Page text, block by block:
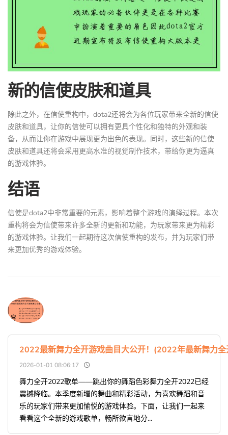
新的信使皮肤和道具
除此之外，在信使重构中，dota2还将会为各位玩家带来全新的信使
皮肤和道具，让你的信使可以拥有更具个性化和独特的外观和装
备，从而让你在游戏中展现更为出色的表现。同时，这些新的信使
皮肤和道具还将会采用更高水准的视觉制作技术，带给你更为逼真
的游戏体验。
结语
信使是dota2中非常重要的元素，影响着整个游戏的演绎过程。本次
重构将会为信使带来许多全新的更新和功能，为玩家带来更为精彩
的游戏体验。让我们一起期待这次信使重构的发布，并为玩家们带
来更加优秀的游戏体验。
2022最新舞力全开游戏曲目大公开！(2022年最新舞力
2026-01-01 08:06:17
舞力全开2022歌单——跳出你的舞蹈色彩舞力全开2022已经
震撼降临。本季度新增的舞曲和精彩活动，为喜欢舞蹈和音
乐的玩家们带来更加愉悦的游戏体验。下面，让我们一起来
看看这个全新的游戏歌单，畅所欲言地分...